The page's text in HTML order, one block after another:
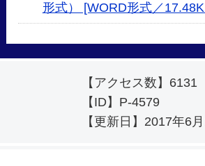
形式） [WORD形式／
【アクセス数】 6131
【ID】 P-4579
【更新日】 2017年6